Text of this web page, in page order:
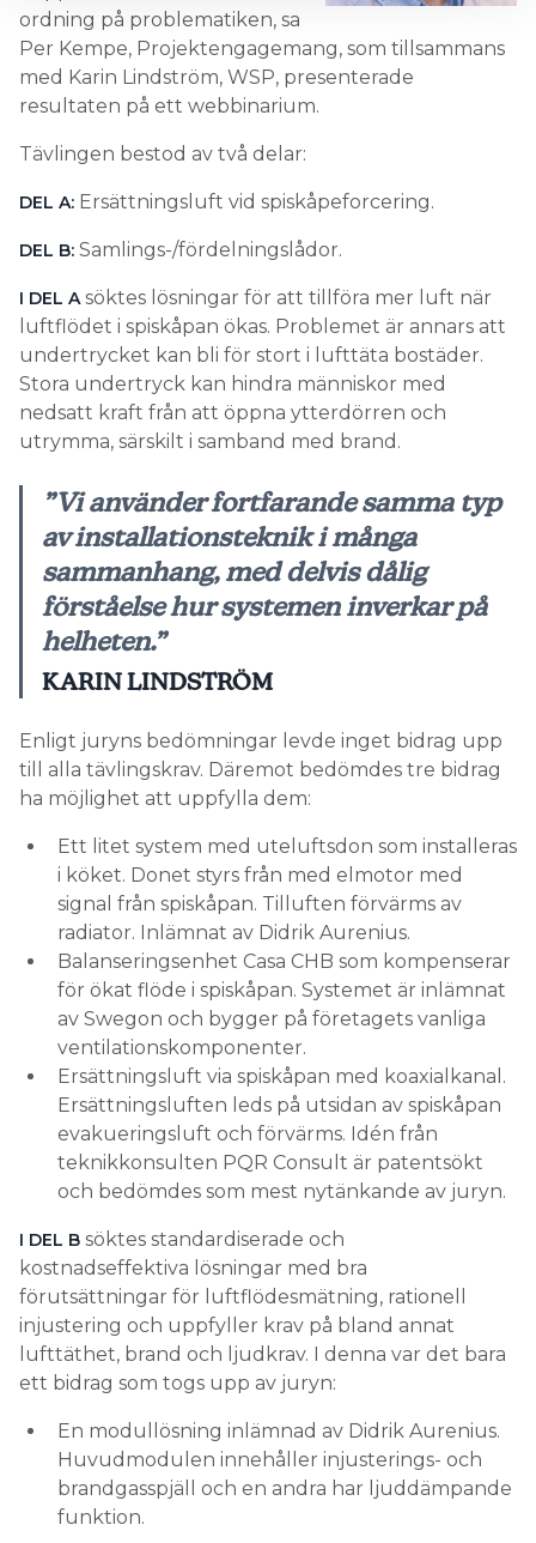
ordning på problematiken, sa
Per Kempe, Projektengagemang, som tillsammans
med Karin Lindström, WSP, presenterade
resultaten på ett webbinarium.
Tävlingen bestod av två delar:
DEL A: Ersättningsluft vid spiskåpeforcering.
DEL B: Samlings-/fördelningslådor.
I DEL Asöktes lösningar för att tillföra mer luft när
luftflödet i spiskåpan ökas. Problemet är annars att
undertrycket kan bli för stort i lufttäta bostäder.
Stora undertryck kan hindra människor med
nedsatt kraft från att öppna ytterdörren och
utrymma, särskilt i samband med brand.
”Vi använder fortfarande samma typ
av installationsteknik i många
sammanhang, med delvis dålig
förståelse hur systemen inverkar på
helheten.”
KARIN LINDSTRÖM
Enligt juryns bedömningar levde inget bidrag upp
till alla tävlingskrav. Däremot bedömdes tre bidrag
ha möjlighet att uppfylla dem:
Ett litet system med uteluftsdon som installeras
i köket. Donet styrs från med elmotor med
signal från spiskåpan. Tilluften förvärms av
radiator. Inlämnat av Didrik Aurenius.
Balanseringsenhet Casa CHB som kompenserar
för ökat flöde i spiskåpan. Systemet är inlämnat
av Swegon och bygger på företagets vanliga
ventilationskomponenter.
Ersättningsluft via spiskåpan med koaxialkanal.
Ersättningsluften leds på utsidan av spiskåpan
evakueringsluft och förvärms. Idén från
teknikkonsulten PQR Consult är patentsökt
och bedömdes som mest nytänkande av juryn.
I DEL B söktes standardiserade och
kostnadseffektiva lösningar med bra
förutsättningar för luftflödesmätning, rationell
injustering och uppfyller krav på bland annat
lufttäthet, brand och ljudkrav. I denna var det bara
ett bidrag som togs upp av juryn:
En modullösning inlämnad av Didrik Aurenius.
Huvudmodulen innehåller injusterings- och
brandgasspjäll och en andra har ljuddämpande
funktion.